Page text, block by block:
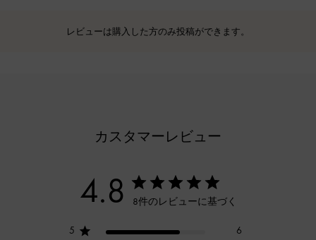
レビューは購入した方のみ投稿ができます。
カスタマーレビュー
4.8 8件のレビューに基づく
5
6